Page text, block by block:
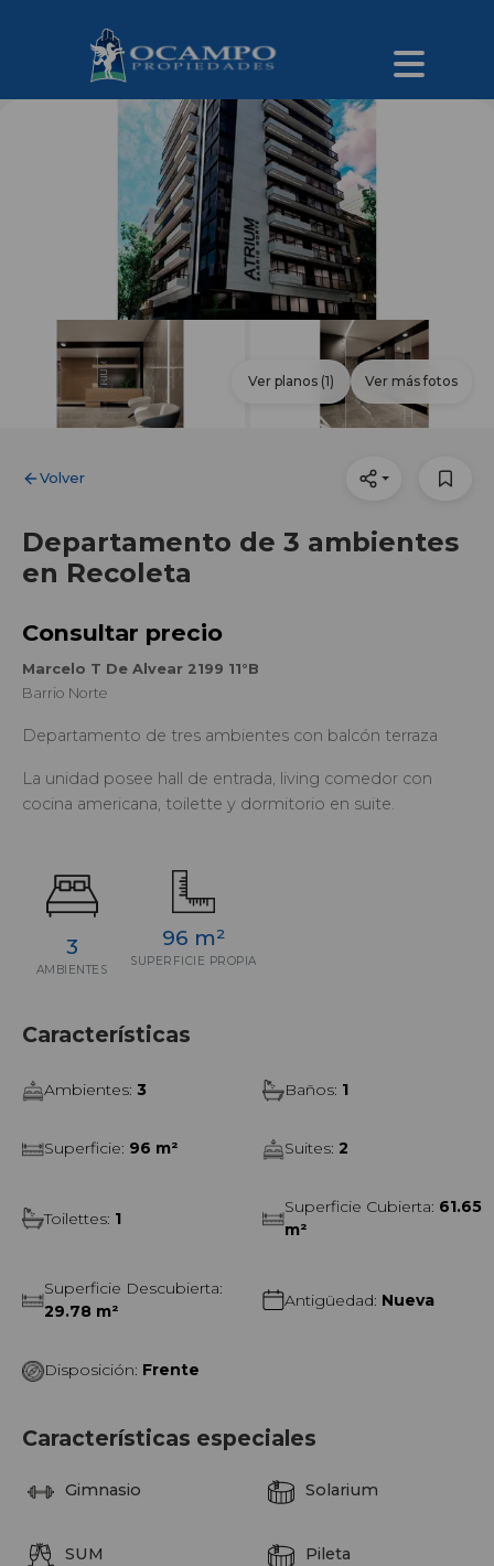
Volver
Departamento de 3 ambientes
en Recoleta
Ver planos (1) Ver más fotos
Consultar precio
Marcelo T De Alvear 2199 11°B
Barrio Norte
Departamento de tres ambientes con balcón terraza
La unidad posee hall de entrada, living comedor con
cocina americana, toilette y dormitorio en suite.
3
AMBIENTES
96 m²
SUPERFICIE PROPIA
Características
Ambientes: 3 Baños: 1
Superficie: 96 m² Suites: 2
Toilettes: 1
Superficie Cubierta: 61.65
m²
Superficie Descubierta:
29.78 m²
Antigüedad: Nueva
Disposición: Frente
Características especiales
Gimnasio Solarium
SUM Pileta